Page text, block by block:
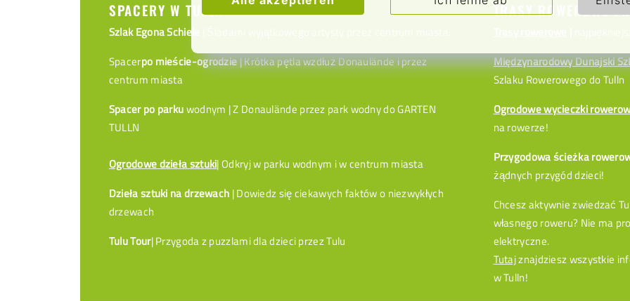
SPACERY W TULLN
Szlak Egona Schiele
Spacerpo mieście-ogrodzie| Krótka pętla wzdłuż Donaulände i przez
centrum miasta
Spacer po parkuwodnym | Z Donaulände przez park wodny do GARTEN
TULLN
Ogrodowe dzieła sztuki| Odkryj w parku wodnym i w centrum miasta
Dzieła sztuki na drzewach | Dowiedz się ciekawych faktów o niezwykłych
drzewach
Tulu Tour| Przygoda z puzzlami dla dzieci przez Tulu
TRASY ROWEROWE
Międzynarodowy Dunajski
Szlaku Rowerowego do Tulln
Ogrodowe wycieczki
na rowerze!
Przygodowa ścieżka
żądnych przygód dzieci!
Chcesz aktywnie zwiedzać
własnego roweru? Nie ma
elektryczne.
Tutajznajdziesz wszystkie
w Tulln!